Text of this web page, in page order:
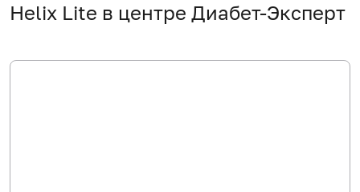
Helix Lite в центре Диабет-Эксперт